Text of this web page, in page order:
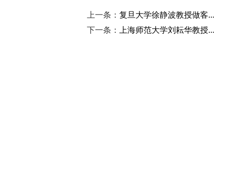
上一条： 复旦大学徐静波教授做客...
下一条：
上海师范大学刘耘华教授...